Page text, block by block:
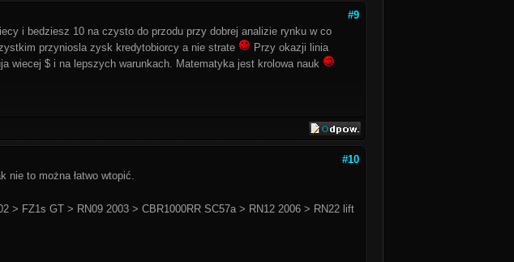
#9
i bedziesz 10 na czysto do przodu przy dobrej analizie rynku w co
przyniosla zysk kredytobiorcy a nie strate
Przy okazji linia
wiecej $ i na lepszych warunkach. Matematyka jest krolowa nauk
#10
nie to można łatwo wtopić.
> FZ1s GT > RN09 2003 > CBR1000RR SC57a > RN12 2006 > RN22 lift